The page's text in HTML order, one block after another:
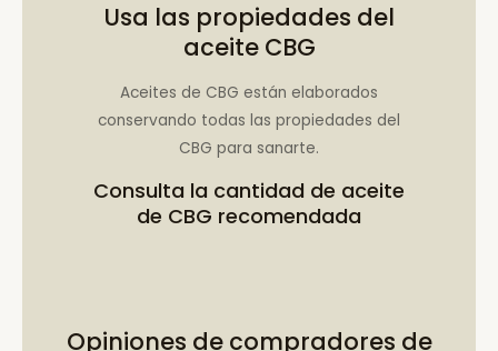
Usa las propiedades del
aceite CBG
Aceites de CBG están elaborados
conservando todas las propiedades del
CBG para sanarte.
Consulta la cantidad de aceite
de CBG recomendada
Opiniones de compradores de